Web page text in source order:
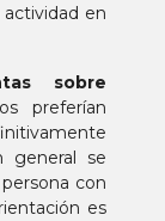
en
sobre
preferían
general se
con
es